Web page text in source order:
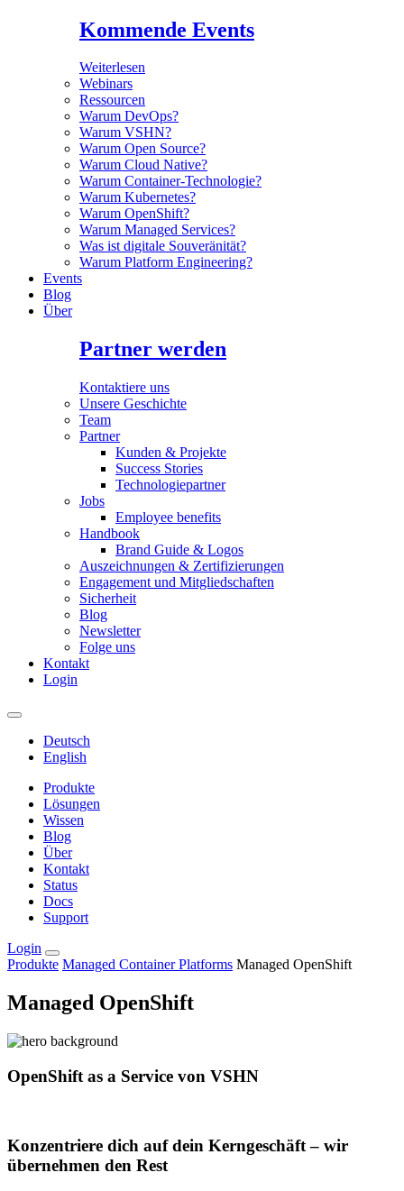
Kommende Events
Weiterlesen
Webinars
Ressourcen
Warum DevOps?
Warum VSHN?
Warum Open Source?
Warum Cloud Native?
Warum Container-Technologie?
Warum Kubernetes?
Warum OpenShift?
Warum Managed Services?
Was ist digitale Souveränität?
Warum Platform Engineering?
Events
Blog
Über
Partner werden
Kontaktiere uns
Unsere Geschichte
Team
Partner
Kunden & Projekte
Success Stories
Technologiepartner
Jobs
Employee benefits
Handbook
Brand Guide & Logos
Auszeichnungen & Zertifizierungen
Engagement und Mitgliedschaften
Sicherheit
Blog
Newsletter
Folge uns
Kontakt
Login
Deutsch
English
Produkte
Lösungen
Wissen
Blog
Über
Kontakt
Status
Docs
Support
Login
Produkte Managed Container Platforms Managed OpenShift
Managed OpenShift
OpenShift as a Service von VSHN
Konzentriere dich auf dein Kerngeschäft – wir
übernehmen den Rest